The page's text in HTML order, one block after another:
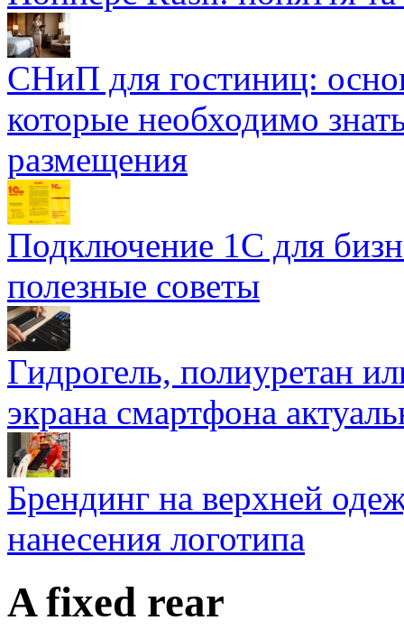
СНиП для гостиниц:
которые необходимо
размещения
Подключение 1С для
полезные советы
Гидрогель, полиуретан
экрана смартфона
Брендинг на верхней
нанесения логотипа
A fixed rear